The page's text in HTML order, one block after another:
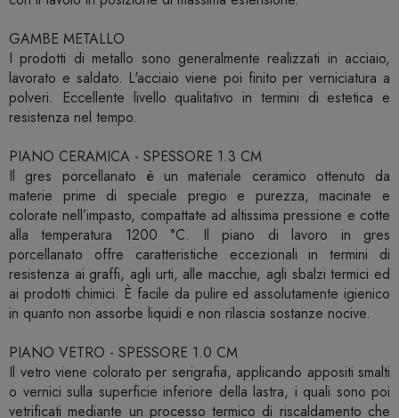
GAMBE METALLO
I prodotti di metallo sono generalmente realizzati in acciaio,
lavorato e saldato. L'acciaio viene poi finito per verniciatura a
polveri. Eccellente livello qualitativo in termini di estetica e
resistenza nel tempo.
PIANO CERAMICA - SPESSORE 1.3 CM
Il gres porcellanato è un materiale ceramico ottenuto da
materie prime di speciale pregio e purezza, macinate e
colorate nell’impasto, compattate ad altissima pressione e cotte
alla temperatura 1200 °C. Il piano di lavoro in gres
porcellanato offre caratteristiche eccezionali in termini di
resistenza ai graffi, agli urti, alle macchie, agli sbalzi termici ed
ai prodotti chimici. È facile da pulire ed assolutamente igienico
in quanto non assorbe liquidi e non rilascia sostanze nocive.
PIANO VETRO - SPESSORE 1.0 CM
Il vetro viene colorato per serigrafia, applicando appositi smalti
o vernici sulla superficie inferiore della lastra, i quali sono poi
vetrificati mediante un processo termico di riscaldamento che